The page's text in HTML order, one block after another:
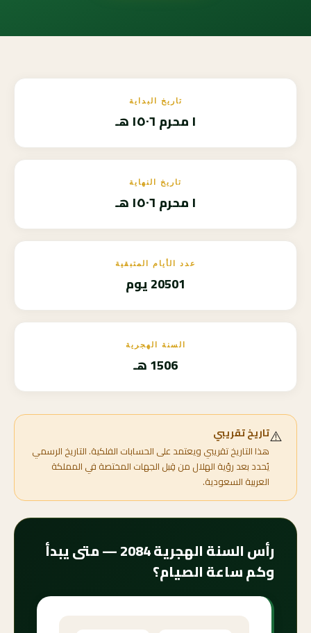
تاريخ البداية
١ محرم ١٥٠٦ هـ
تاريخ النهاية
١ محرم ١٥٠٦ هـ
عدد الأيام المتبقية
20501 يوم
السنة الهجرية
1506 هـ
⚠️تاريخ تقريبي
هذا التاريخ تقريبي ويعتمد على الحسابات الفلكية. التاريخ الرسمي
يُحدد بعد رؤية الهلال من قِبل الجهات المختصة في المملكة
العربية السعودية.
رأس السنة الهجرية 2084 — متى يبدأ
وكم ساعة الصيام؟